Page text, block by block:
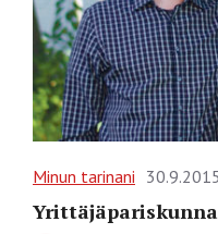
Minun tarinani 30.9.2015